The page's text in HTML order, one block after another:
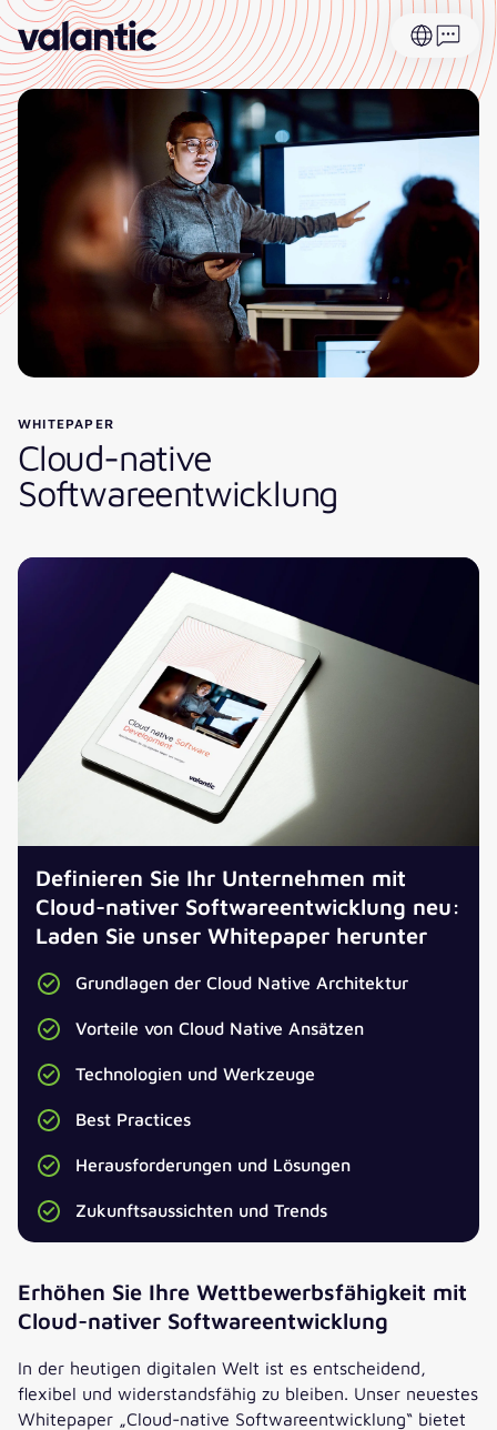
WHITEPAPER
Cloud-native
Softwareentwicklung
Definieren Sie Ihr Unternehmen mit
Cloud-nativer Softwareentwicklung neu:
Laden Sie unser Whitepaper herunter
Grundlagen der Cloud Native Architektur
Vorteile von Cloud Native Ansätzen
Technologien und Werkzeuge
Best Practices
Herausforderungen und Lösungen
Zukunftsaussichten und Trends
Erhöhen Sie Ihre Wettbewerbsfähigkeit mit
Cloud-nativer Softwareentwicklung
In der heutigen digitalen Welt ist es entscheidend,
flexibel und widerstandsfähig zu bleiben. Unser neuestes
Whitepaper „Cloud-native Softwareentwicklung“ bietet